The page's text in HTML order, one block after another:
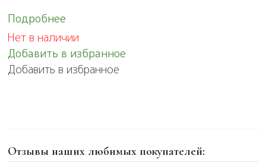
Подробнее
Нет в наличии
Добавить в избранное
Добавить в избранное
Отзывы наших любимых покупателей: